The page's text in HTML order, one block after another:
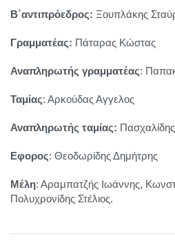
Β΄αντιπρόεδρος: Ξουπλάκης
Γραμματέας: Πάταρας Κώστας
Αναπληρωτής γραμματέας:
Ταμίας: Αρκούδας Αγγελος
Αναπληρωτής ταμίας:
Εφορος: Θεοδωρίδης Δημήτρης
Μέλη: Αραμπατζής Ιωάννης,
Πολυχρονίδης Στέλιος.